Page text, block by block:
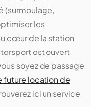
(surmoulage,
les
cœur de la station
est ouvert
soyez de passage
future location de
ici un service